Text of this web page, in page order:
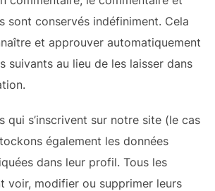
sont conservés indéfiniment. Cela
et approuver automatiquement
suivants au lieu de les laisser dans
qui s’inscrivent sur notre site (le cas
également les données
dans leur profil. Tous les
voir, modifier ou supprimer leurs